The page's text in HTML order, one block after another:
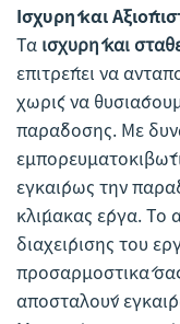
Ισχυρή και
Τα ισχυρή και
επιτρέπει να
χωρίς να
παράδοσης. Με
εγκαίρως την
κλίμακας έργα. Το
διαχείρισης του
προσαρμοστικά
αποσταλούν